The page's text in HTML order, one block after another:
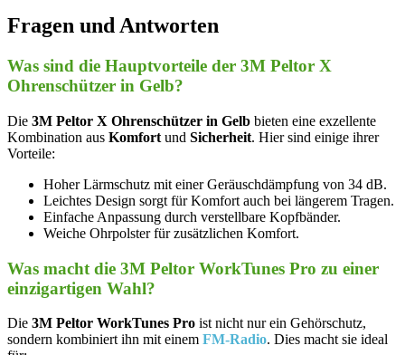
Fragen und Antworten
Was‌ sind die​ Hauptvorteile der 3M Peltor ⁣X
Ohrenschützer in Gelb?
Die‍ 3M Peltor X ​Ohrenschützer in Gelb bieten eine exzellente
Kombination aus Komfort und Sicherheit. Hier sind einige ihrer
⁤Vorteile:
Hoher Lärmschutz mit ‌einer Geräuschdämpfung von 34 dB.
Leichtes ⁢Design sorgt für Komfort auch ⁤bei längerem Tragen.
Einfache Anpassung⁢ durch verstellbare Kopfbänder.
Weiche ⁤Ohrpolster für ‌zusätzlichen Komfort.
Was macht die 3M Peltor WorkTunes Pro zu einer
einzigartigen Wahl?
Die⁤ 3M ⁢Peltor WorkTunes Pro ist nicht ‍nur ein Gehörschutz,
sondern kombiniert ihn mit ​einem FM-Radio. Dies macht sie ideal